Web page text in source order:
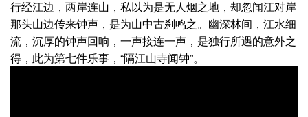
行经江边，两岸连山，私以为是无人烟之地，却忽闻江对岸
那头山边传来钟声，是为山中古刹鸣之。幽深林间，江水细
流，沉厚的钟声回响，一声接连一声，是独行所遇的意外之
得，此为第七件乐事，“隔江山寺闻钟”。